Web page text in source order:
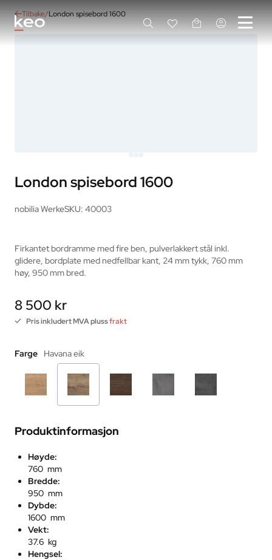
Tilbake London spisebord 1600
London spisebord 1600
nobilia WerkeSKU: 40003
Firkantet bordramme med fire ben, pulverlakkert stål inkl.
glidere, bordplate med nedfellbar kant, 24 mm tykk, 760 mm
høy, 950 mm bred.
8 500 kr
Pris inkludert MVA plussfrakt
Farge Havana eik
Produktinformasjon
Høyde:
760 mm
Bredde:
950 mm
Dybde:
1600 mm
Vekt:
37.6 kg
Hengsel: